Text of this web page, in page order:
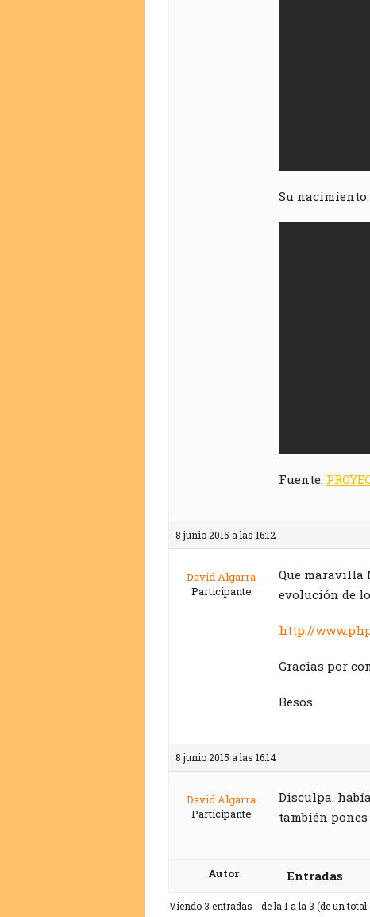
Su nacimiento:
Fuente:
8 junio 2015 a las 16:12
David Algarra
Participante
Que maravilla
evolución de
http://
Gracias por
Besos
8 junio 2015 a las 16:14
David Algarra
Participante
Disculpa.
también
Autor Entradas
Viendo 3 entradas - de la 1 a la 3 (de un total